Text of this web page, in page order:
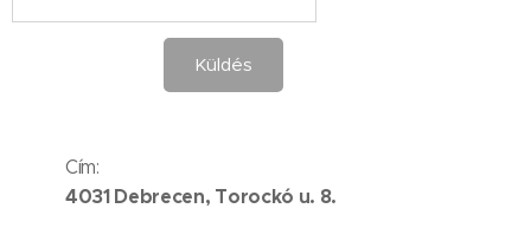
Küldés
Cím:
4031 Debrecen, Torockó u. 8.